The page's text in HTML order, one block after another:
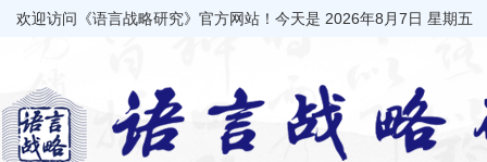
欢迎访问《语言战略研究》官方网站！今天是 2026年8月7日 星期五